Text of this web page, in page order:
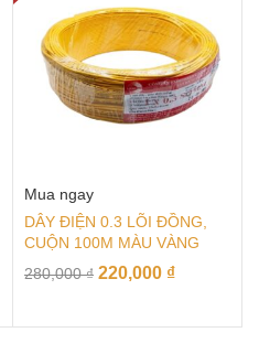
Mua ngay
DÂY ĐIỆN 0.3 LÕI ĐỒNG,
CUỘN 100M MÀU VÀNG
280,000₫ 220,000 ₫